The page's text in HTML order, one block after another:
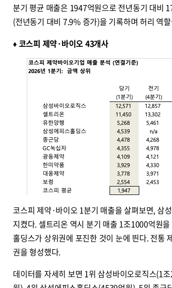
분기 평균 매출은 1947억원으로 전년동기 대비
(전년동기 대비 7.9% 증가)을 기록하며 허리 역
♦︎ 코스피 제약·바이오 43개사
코스피 제약·바이오 1분기 매출을 살펴보면, 삼
지켰다. 셀트리온 역시 분기 매출 1조1000억원
홀딩스가 상위권에 포진한 것이 눈에 띈다. 전통
권을 형성했다.
데이터를 자세히 보면 1위 삼성바이오로직스(1